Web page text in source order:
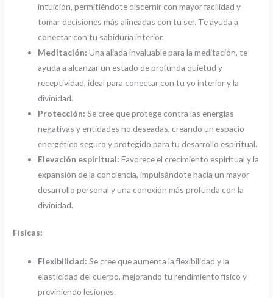
intuición, permitiéndote discernir con mayor facilidad y
tomar decisiones más alineadas con tu ser. Te ayuda a
conectar con tu sabiduría interior.
Meditación: Una aliada invaluable para la meditación, te
ayuda a alcanzar un estado de profunda quietud y
receptividad, ideal para conectar con tu yo interior y la
divinidad.
Protección: Se cree que protege contra las energías
negativas y entidades no deseadas, creando un espacio
energético seguro y protegido para tu desarrollo espiritual.
Elevación espiritual: Favorece el crecimiento espiritual y la
expansión de la conciencia, impulsándote hacia un mayor
desarrollo personal y una conexión más profunda con la
divinidad.
Físicas:
Flexibilidad: Se cree que aumenta la flexibilidad y la
elasticidad del cuerpo, mejorando tu rendimiento físico y
previniendo lesiones.